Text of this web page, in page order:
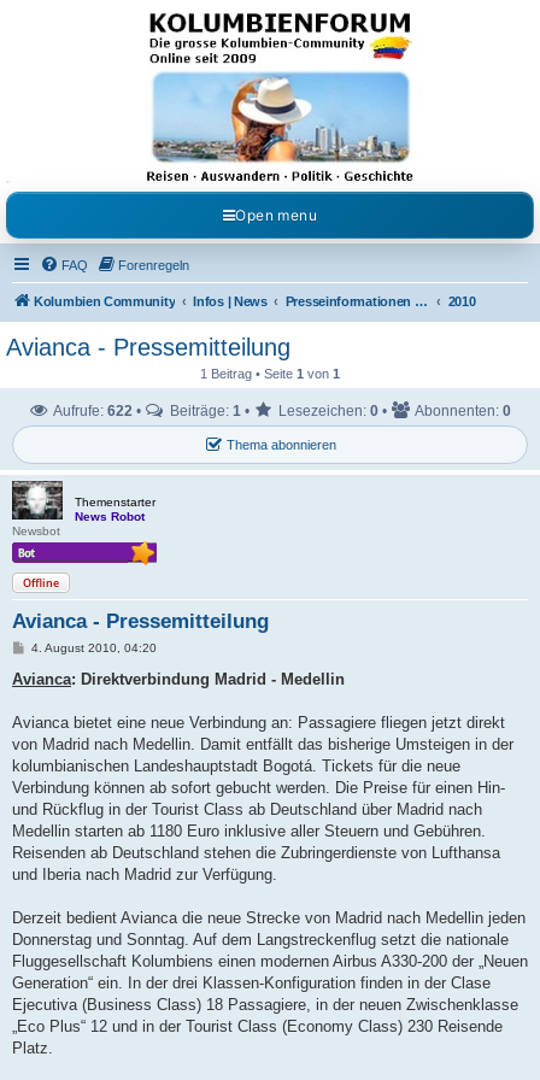
Kolumbienforum - Das
grosse Forum der
Freunde Kolumbiens
Reisen, Auswandern, Kultur, Politik, Geschichte und Visum in Kolumbien und Venezuela.
Austausch, Erfahrungen und Gemeinschaft im Kolumbienforum
Open menu
FAQ Forenregeln
Kolumbien Community Infos | News Presseinformationen & Neuigkeiten 2010
Avianca - Pressemitteilung
1 Beitrag • Seite 1 von 1
Thema abonnieren
Aufrufe: 622 • Beiträge: 1 • Lesezeichen: 0 • Abonnenten: 0
Themenstarter
News Robot
Newsbot
Offline
Avianca - Pressemitteilung
B
i
t
a
4. August 2010, 04:20
Avianca: Direktverbindung Madrid - Medellin
Avianca bietet eine neue Verbindung an: Passagiere fliegen jetzt direkt
von Madrid nach Medellin. Damit entfällt das bisherige Umsteigen in der
kolumbianischen Landeshauptstadt Bogotá. Tickets für die neue
Verbindung können ab sofort gebucht werden. Die Preise für einen Hin-
und Rückflug in der Tourist Class ab Deutschland über Madrid nach
Medellin starten ab 1180 Euro inklusive aller Steuern und Gebühren.
Reisenden ab Deutschland stehen die Zubringerdienste von Lufthansa
und Iberia nach Madrid zur Verfügung.
Derzeit bedient Avianca die neue Strecke von Madrid nach Medellin jeden
Donnerstag und Sonntag. Auf dem Langstreckenflug setzt die nationale
Fluggesellschaft Kolumbiens einen modernen Airbus A330-200 der „Neuen
Generation“ ein. In der drei Klassen-Konfiguration finden in der Clase
Ejecutiva (Business Class) 18 Passagiere, in der neuen Zwischenklasse
„Eco Plus“ 12 und in der Tourist Class (Economy Class) 230 Reisende
Platz.